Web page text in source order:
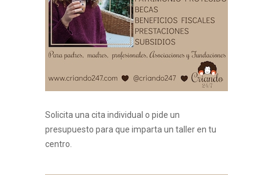
Solicita una cita individual o pide un
presupuesto para que imparta un taller en tu
centro.